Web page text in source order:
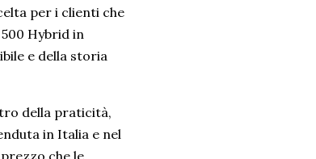
per i clienti che
Hybrid in
e della storia
della praticità,
in Italia e nel
che le